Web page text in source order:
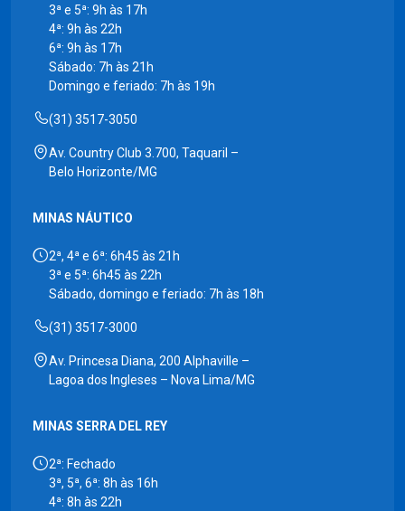
3ª e 5ª: 9h às 17h
4ª: 9h às 22h
6ª: 9h às 17h
Sábado: 7h às 21h
Domingo e feriado: 7h às 19h
(31) 3517-3050
Av. Country Club 3.700, Taquaril –
Belo Horizonte/MG
MINAS NÁUTICO
2ª, 4ª e 6ª: 6h45 às 21h
3ª e 5ª: 6h45 às 22h
Sábado, domingo e feriado: 7h às 18h
(31) 3517-3000
Av. Princesa Diana, 200 Alphaville –
Lagoa dos Ingleses – Nova Lima/MG
MINAS SERRA DEL REY
2ª: Fechado
3ª, 5ª, 6ª: 8h às 16h
4ª: 8h às 22h